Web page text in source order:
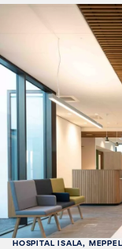
HOSPITAL ISALA,